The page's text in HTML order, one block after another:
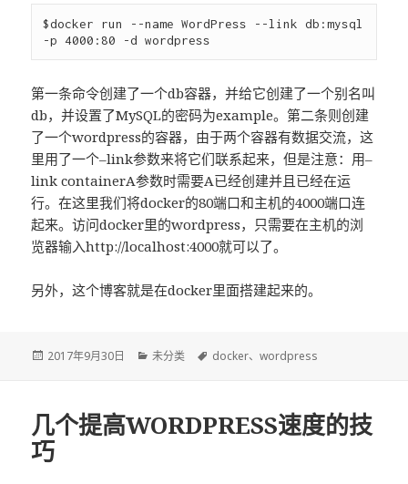
$docker run --name WordPress --link db:mysql
第一条命令创建了一个db容器，并给它创建了一个别名叫
db，并设置了MySQL的密码为example。第二条则创建
了一个wordpress的容器，由于两个容器有数据交流，这
里用了一个–link参数来将它们联系起来，但是注意：用–
link containerA参数时需要A已经创建并且已经在运
行。在这里我们将docker的80端口和主机的4000端口连
起来。访问docker里的wordpress，只需要在主机的浏
览器输入http://localhost:4000就可以了。
另外，这个博客就是在docker里面搭建起来的。
发
2017年9月30日
分
未分类
标
docker、wordpress
几个提高WORDPRESS速度的技
巧